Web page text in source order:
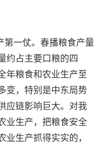
第一仗。春播粮食产量
约占主要口粮的四
年粮食和农业生产至
变，特别是中东局势
应链影响巨大。对我
业生产，把粮食安全
业生产抓得实实的，